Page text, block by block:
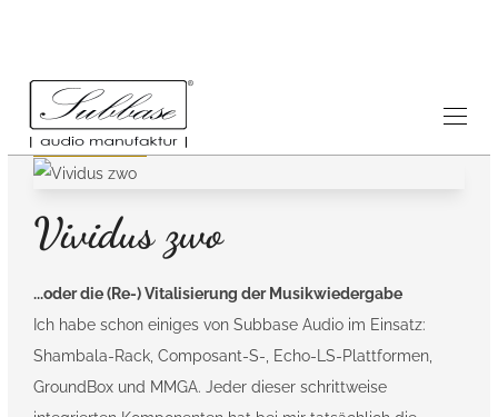
Referenzen 23.5.2023
Vividus zwo
...oder die (Re-) Vitalisierung der Musikwiedergabe
Ich habe schon einiges von Subbase Audio im Einsatz:
Shambala-Rack, Composant-S-, Echo-LS-Plattformen,
GroundBox und MMGA. Jeder dieser schrittweise